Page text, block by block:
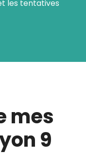
les tentatives
mes
9